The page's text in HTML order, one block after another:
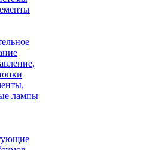
лампы